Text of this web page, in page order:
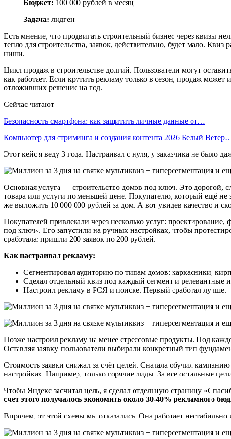
Бюджет: 100 000 рублей в месяц
Задача: лидген
Есть мнение, что продвигать строительный бизнес через квизы
тепло для строительства, заявок, действительно, будет мало.
ниши.
Цикл продаж в строительстве долгий. Пользователи могут
как работает. Если крутить рекламу только в сезон, продаж
отложивших решение на год.
Сейчас читают
Безопасность смартфона: как защитить личные данные от…
Компьютер для стриминга и создания контента 2026 Белый
Этот кейс я веду 3 года. Настраивал с нуля, у заказчика не было
Основная услуга — строительство домов под ключ. Это дорогой,
товара или услуги по меньшей цене. Покупателю, который ещё не
же выложить 10 000 000 рублей за дом. А вот увидев качество и
Покупателей привлекали через несколько услуг:
под ключ». Его запустили на ручных настройках, чтобы
сработала: пришли 200 заявок по 200 рублей.
Как настраивал рекламу:
Сегментировал аудиторию по типам домов: каркасники,
Сделал отдельный квиз под каждый сегмент и релевантные
Настроил рекламу в РСЯ и поиске. Первый сработал лучше.
Позже настроил рекламу на менее стрессовые продукты. Под
Оставляя заявку, пользователи выбирали конкретный тип
Стоимость заявки снижал за счёт целей. Сначала обучил
настройках. Например, только горячие лиды. За все остальные
Чтобы Яндекс засчитал цель, я сделал отдельную страницу
счёт этого получалось экономить около 30-40% рекламного
Впрочем, от этой схемы мы отказались. Она работает